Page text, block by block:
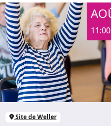
Site de Weller